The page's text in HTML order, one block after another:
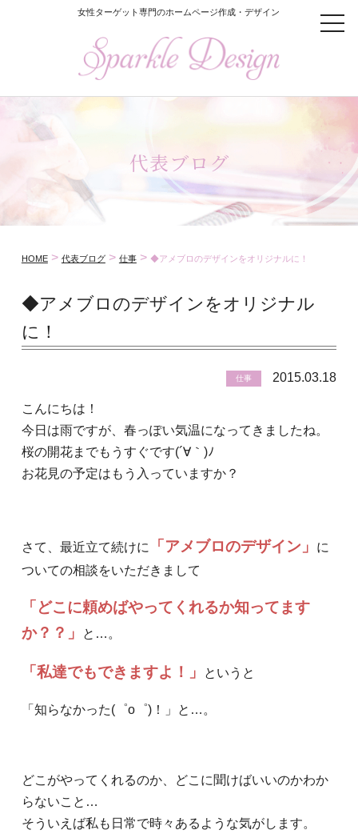
女性ターゲット専門のホームページ作成・デザイン
代表ブログ
HOME> 代表ブログ> 仕事> ◆アメブロのデザインをオリジナルに！
◆アメブロのデザインをオリジナル
に！
仕事 2015.03.18
こんにちは！
今日は雨ですが、春っぽい気温になってきましたね。
桜の開花までもうすぐです(´∀｀)ﾉ
お花見の予定はもう入っていますか？
さて、最近立て続けに 「アメブロのデザイン」
に
ついての相談をいただきまして
「どこに頼めばやってくれるか知ってます
か？？」
と…。
「私達でもできますよ！」 というと
「知らなかった(゜o゜)！」と…。
どこがやってくれるのか、どこに聞けばいいのかわか
らないこと…
そういえば私も日常で時々あるような気がします。
t
o
t
i
o